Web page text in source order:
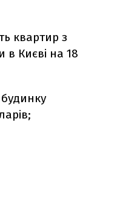
квартир з
Києві на 18